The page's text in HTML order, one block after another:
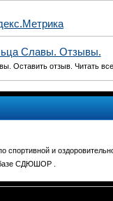
Славы. Отзывы.
Оставить отзыв. Читать все
спортивной и
СДЮШОР .